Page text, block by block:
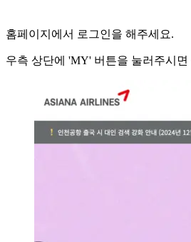
홈페이지에서 로그인을 해주세요.
우측 상단에 'MY' 버튼을 눌러주시